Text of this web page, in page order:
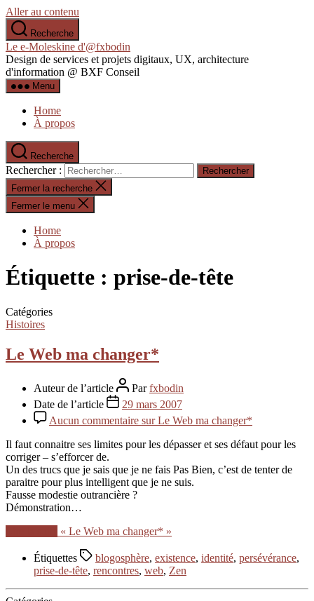
Aller au contenu
Recherche
Le e-Moleskine d'@fxbodin
Design de services et projets digitaux, UX, architecture
d'information @ BXF Conseil
Menu
Home
À propos
Recherche
Rechercher :
Fermer la recherche
Fermer le menu
Home
À propos
Étiquette : prise-de-tête
Catégories
Histoires
Le Web ma changer*
Auteur de l’article Parfxbodin
Date de l’article
29 mars 2007
Aucun commentaire sur Le Web ma changer*
Il faut connaitre ses limites pour les dépasser et ses défaut pour les
corriger – s’efforcer de.
Un des trucs que je sais que je ne fais Pas Bien, c’est de tenter de
paraitre pour plus intelligent que je ne suis.
Fausse modestie outrancière ?
Démonstration…
« Le Web ma changer* »
Étiquettes blogosphère, existence, identité, persévérance,
prise-de-tête, rencontres, web, Zen